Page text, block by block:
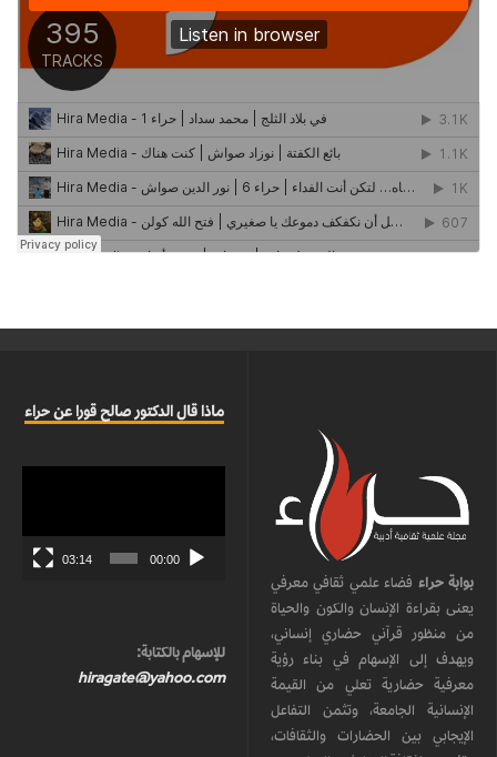
بوابة حراء فضاء علمي ثقافي معرفي
يعنى بقراءة الإنسان والكون والحياة
من منظور قرآني حضاري إنساني،
ويهدف إلى الإسهام في بناء رؤية
معرفية حضارية تعلي من القيمة
الإنسانية الجامعة، وتثمن التفاعل
الإيجابي بين الحضارات والثقافات،
ماذا قال الدكتور صالح قورا عن حراء
00:00
03:14
للإسهام بالكتابة:
hiragate@yahoo.com